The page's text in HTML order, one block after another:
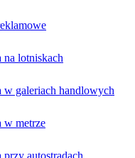
na lotniskach
w galeriach handlowych
w metrze
przy autostradach